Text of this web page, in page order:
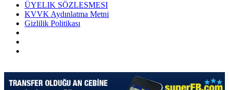
ÜYELIK SÖZLESMESI
KVVK Aydınlatma Metni
Gizlilik Politikası